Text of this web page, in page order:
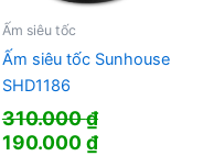
Ấm siêu tốc
Ấm siêu tốc Sunhouse
SHD1186
310.000₫
Giá
190.000₫Giá